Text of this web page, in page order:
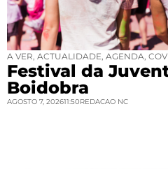
A VER ACTUALIDADE AGENDA
Festival da
Boidobra
AGOSTO 7, 202611:50REDACAO NC